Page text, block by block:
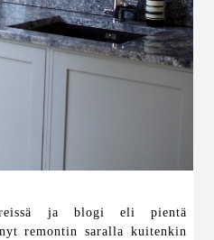
ja blogi eli pientä
remontin saralla kuitenkin